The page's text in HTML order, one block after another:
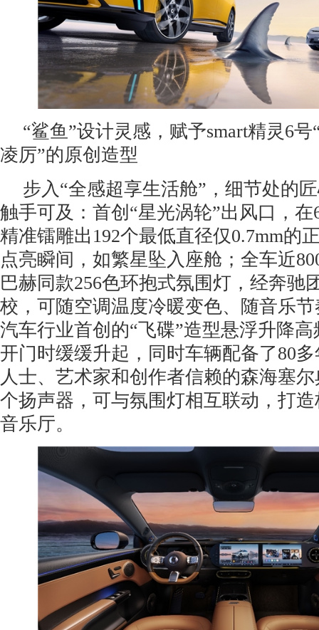
“鲨鱼”设计灵感，赋予smart精灵6
凌厉”的原创造型
步入“全感超享生活舱”，细节处的
触手可及：首创“星光涡轮”出风口，在
精准镭雕出192个最低直径仅0.7mm的
点亮瞬间，如繁星坠入座舱；全车近
巴赫同款256色环抱式氛围灯，经奔驰
校，可随空调温度冷暖变色、随音乐
汽车行业首创的“飞碟”造型悬浮升降
开门时缓缓升起，同时车辆配备了80
人士、艺术家和创作者信赖的森海塞
个扬声器，可与氛围灯相互联动，打
音乐厅。